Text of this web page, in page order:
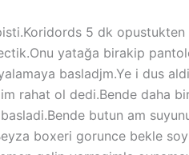
5 dk
yatağa birakip
basladjm.Ye i dus
rahat ol dedi.Bende daha
butun am
boxeri gorunce bekle